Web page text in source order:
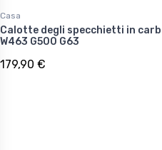
Casa
Calotte degli specchietti in
W463 G500 G63
179,90 €